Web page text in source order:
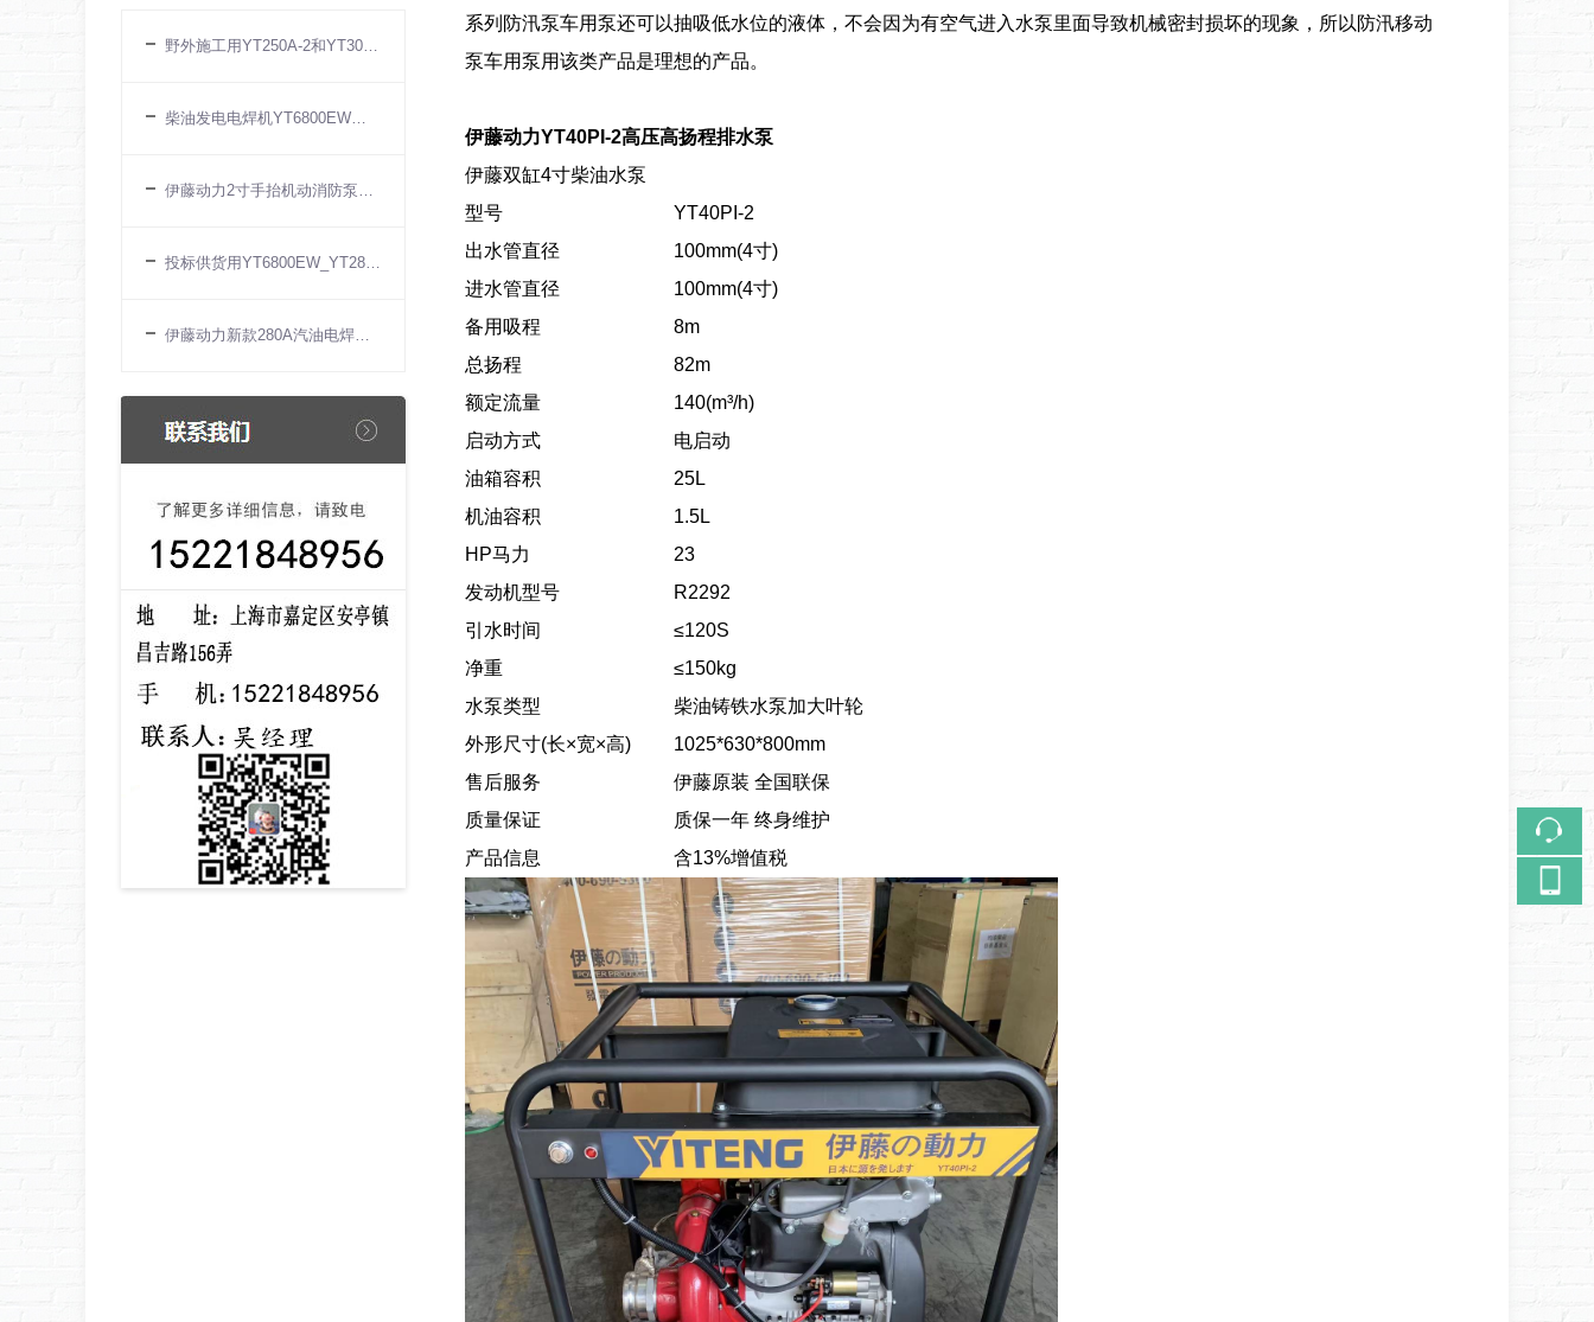
野外施工用YT250A-2和YT300AQ汽油发电电
柴油发电电焊机YT6800EW厂家现货
伊藤动力2寸手抬机动消防泵YT20PFE
投标供货用YT6800EW_YT280A_YT300EW伊藤动力
伊藤动力新款280A汽油电焊机YT300AQ上市
系列防汛泵车用泵还可以抽吸低水位的液体，不会因为有空气进入水泵里面导致机械密封损坏的现象，所以防汛移动
泵车用泵用该类产品是理想的产品。
伊藤动力YT40PI-2高压高扬程排水泵
伊藤双缸4寸柴油水泵
型号
YT40PI-2
出水管直径
100mm(4寸)
进水管直径
100mm(4寸)
备用吸程
8m
总扬程
82m
额定流量
140(m³/h)
启动方式
电启动
油箱容积
25L
机油容积
1.5L
HP马力
23
发动机型号
R2292
引水时间
≤120S
净重
≤150kg
水泵类型
柴油铸铁水泵加大叶轮
外形尺寸(长×宽×高)
1025*630*800mm
售后服务
伊藤原装 全国联保
质量保证
质保一年 终身维护
产品信息
含13%增值税